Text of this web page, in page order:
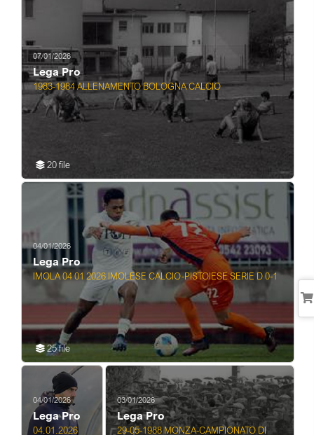
07/01/2026
Lega Pro
1983-1984 ALLENAMENTO BOLOGNA CALCIO
20 file
04/01/2026
Lega Pro
IMOLA 04 01 2026 IMOLESE CALCIO-PISTOIESE SERIE D 0-1
25 file
04/01/2026
Lega Pro
04.01.2026
03/01/2026
Lega Pro
29-05-1988 MONZA-CAMPIONATO DI